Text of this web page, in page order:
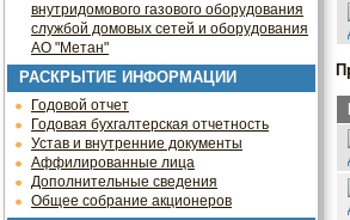
внутридомового газового оборудования
службой домовых сетей и оборудования
АО "Метан"
РАСКРЫТИЕ ИНФОРМАЦИИ
Годовой отчет
Годовая бухгалтерская отчетность
Устав и внутренние документы
Аффилированные лица
Дополнительные сведения
Общее собрание акционеров